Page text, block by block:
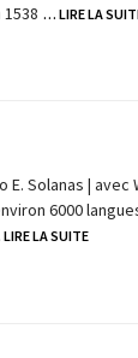
… LIRE LA
Solanas | avec
6000
LA SUITE